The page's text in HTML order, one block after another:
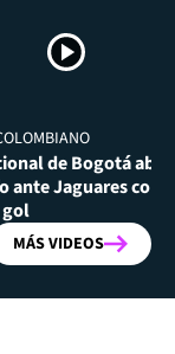
de Bogotá
ante Jaguares con
MÁS VIDEOS